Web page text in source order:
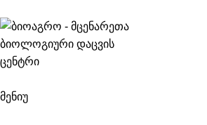
მენიუ